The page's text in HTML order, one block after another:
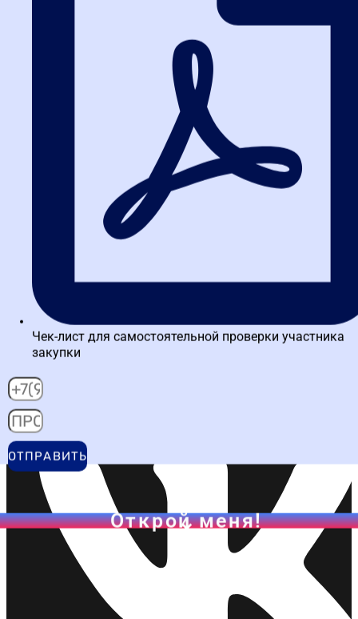
Чек-лист для самостоятельной проверки участника
закупки
ОТПРАВИТЬ
Открой меня!
Написать в WA